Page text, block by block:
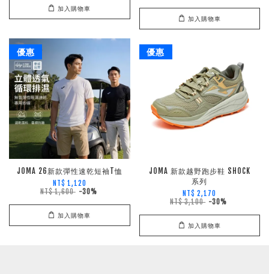
加入購物車
加入購物車
優惠
JOMA 26新款彈性速乾短袖T恤
NT$ 1,120
NT$ 1,600 -30%
加入購物車
優惠
JOMA 新款越野跑步鞋 SHOCK
系列
NT$ 2,170
NT$ 3,100 -30%
加入購物車